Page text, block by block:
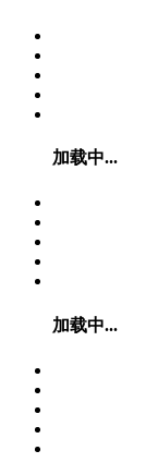
加载中...
加载中...